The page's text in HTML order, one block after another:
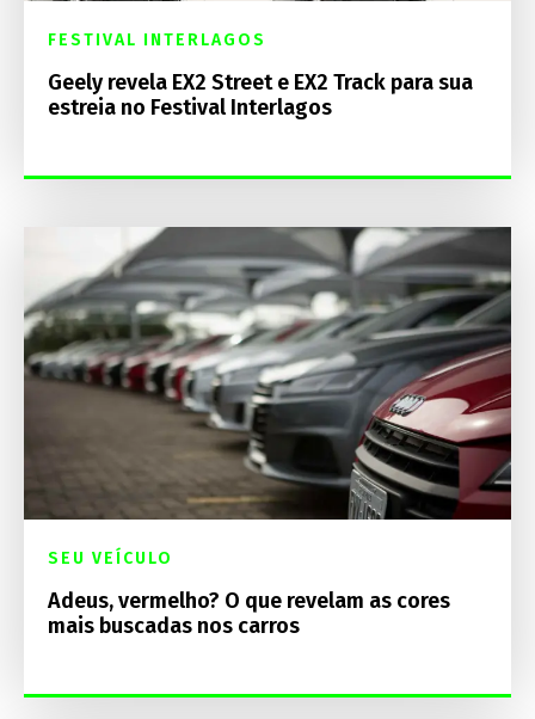
FESTIVAL INTERLAGOS
Geely revela EX2 Street e EX2 Track para sua
estreia no Festival Interlagos
SEU VEÍCULO
Adeus, vermelho? O que revelam as cores
mais buscadas nos carros